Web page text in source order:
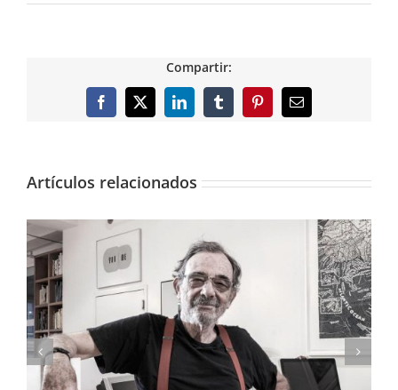
Compartir:
Facebook
X LinkedInTumblrPinterestCorreo
electrónico
Artículos relacionados
El Thyssen dedica una gran exposición a
Carmen Laffón